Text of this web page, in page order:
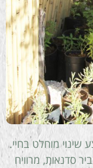
שינוי מוחלט בחיי.
סדנאות, מרוויח